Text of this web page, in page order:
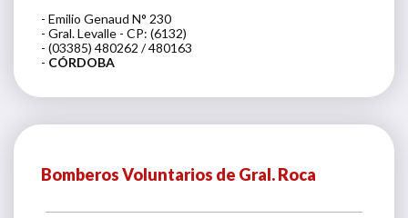
- Emilio Genaud N° 230
- Gral. Levalle - CP: (6132)
- (03385) 480262 / 480163
- CÓRDOBA
Bomberos Voluntarios de Gral. Roca